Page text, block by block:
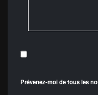
Prévenez-moi de tous les